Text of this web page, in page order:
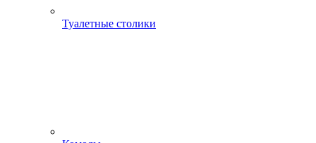
Туалетные столики